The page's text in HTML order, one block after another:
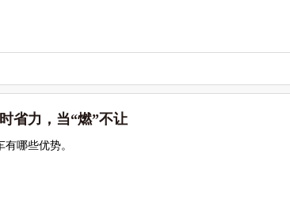
省力，当“燃”不让
哪些优势。